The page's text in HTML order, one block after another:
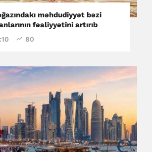
məhdudiyyət bəzi
fəaliyyətini artırıb
80